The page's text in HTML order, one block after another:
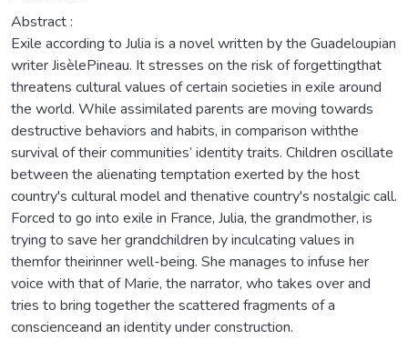
Abstract :
Exile according to Julia is a novel written by the Guadeloupian
writer JisèlePineau. It stresses on the risk of forgettingthat
threatens cultural values of certain societies in exile around
the world. While assimilated parents are moving towards
destructive behaviors and habits, in comparison withthe
survival of their communities’ identity traits. Children oscillate
between the alienating temptation exerted by the host
country's cultural model and thenative country's nostalgic call.
Forced to go into exile in France, Julia, the grandmother, is
trying to save her grandchildren by inculcating values in
themfor theirinner well-being. She manages to infuse her
voice with that of Marie, the narrator, who takes over and
tries to bring together the scattered fragments of a
conscienceand an identity under construction.